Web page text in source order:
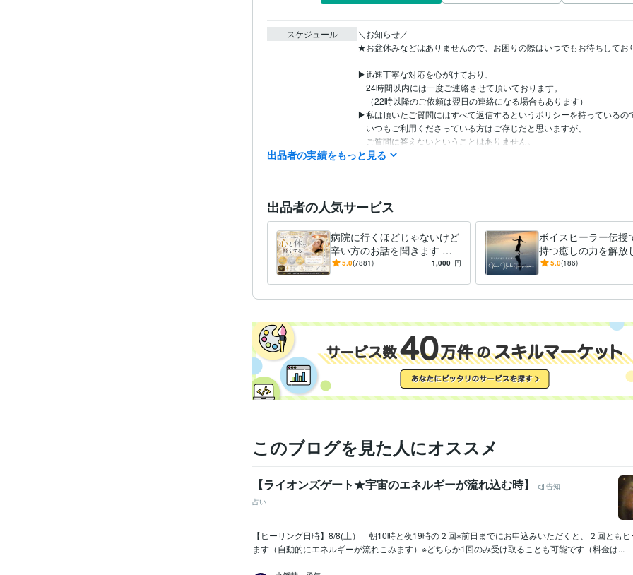
スケジュール
＼お知らせ／
★お盆休みなどはありませんので、お困りの際はいつでもお待ちしてお
▶迅速丁寧な対応を心がけており、
24時間以内には一度ご連絡させて頂いております。
（22時以降のご依頼は翌日の連絡になる場合もあります）
▶私は頂いたご質問にはすべて返信するというポリシーを持っているの
いつもご利用くださっている方はご存じだと思いますが、
ご質問に答えないということはありません。
ただ、ご質問いただくタイミングが、トークルームがクローズされた
全て注意して確認をしていますが気づけない場合もあります。
お手数ですが再度メッセージで頂けると助かりますm(__)m
────────────
▶365日24時間いつでもご依頼は受け付けております。
▶諸事情で対応・ご連絡が遅れる場合は、
迅速に連絡を送らせていただきます。
▶他にも色々なメソッドがありますのでお気軽にご相談ください。
柔軟に対応させて頂いておりますので、
ライフスタイル・その他 / 占い師
ライフスタイル・その他 / その他 経験年数 : 20年
得意分野 浄化やエネルギー調整 プロテクション 変容ワーク
ヒーリング 浄化 プロテクション オーラ チャクラ
スピリチュアル
出品者の実績をもっと見る
出品者の人気サービス
病院に行くほどじゃないけど
辛い方のお話を聞きます な
んとなく不調が続く方へ、や
5.0(7881) 1,000 円
ボイスヒーラー伝授
持つ癒しの力を解放
話す・歌うだけで癒
5.0(186)
このブログを見た人にオススメ
【ライオンズゲート★宇宙のエネルギーが流れ込む時】
告知
占い
【ヒーリング日時】8/8(土） 朝10時と夜19時の２回※前日までにお申込みいただくと、２回とも
ます（自動的にエネルギーが流れこみます）※どちらか1回のみ受け取ることも可能です（料金は...